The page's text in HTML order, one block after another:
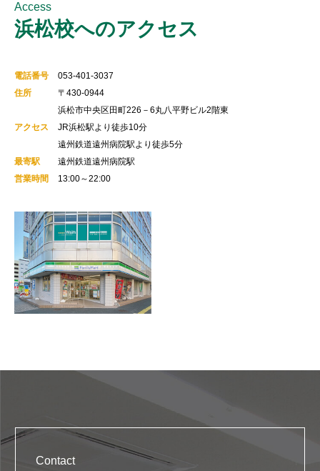
Access
浜松校へのアクセス
電話番号
053-401-3037
住所
〒430-0944
浜松市中央区田町226－6丸八平野ビル2階東
アクセス
JR浜松駅より徒歩10分
遠州鉄道遠州病院駅より徒歩5分
最寄駅
遠州鉄道遠州病院駅
営業時間
13:00～22:00
Contact